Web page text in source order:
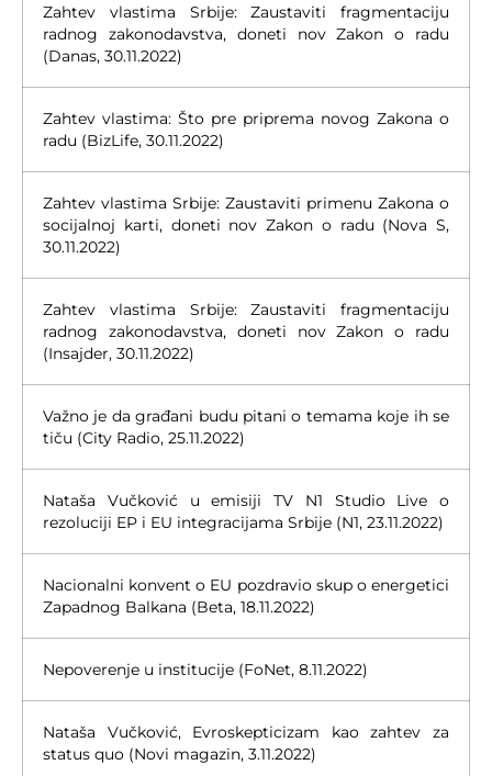
Zahtev vlastima Srbije: Zaustaviti fragmentaciju
radnog zakonodavstva, doneti nov Zakon o radu
(Danas, 30.11.2022)
Zahtev vlastima: Što pre priprema novog Zakona o
radu (BizLife, 30.11.2022)
Zahtev vlastima Srbije: Zaustaviti primenu Zakona o
socijalnoj karti, doneti nov Zakon o radu (Nova S,
30.11.2022)
Zahtev vlastima Srbije: Zaustaviti fragmentaciju
radnog zakonodavstva, doneti nov Zakon o radu
(Insajder, 30.11.2022)
Važno je da građani budu pitani o temama koje ih se
tiču (City Radio, 25.11.2022)
Nataša Vučković u emisiji TV N1 Studio Live o
rezoluciji EP i EU integracijama Srbije (N1, 23.11.2022)
Nacionalni konvent o EU pozdravio skup o energetici
Zapadnog Balkana (Beta, 18.11.2022)
Nepoverenje u institucije (FoNet, 8.11.2022)
Nataša Vučković, Evroskepticizam kao zahtev za
status quo (Novi magazin, 3.11.2022)